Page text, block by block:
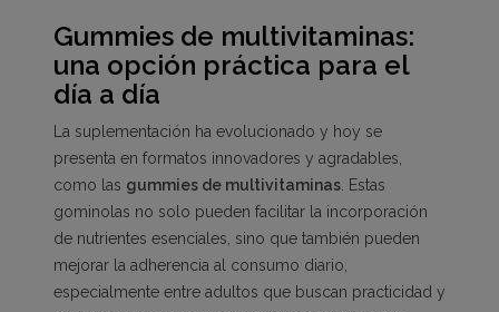
Gummies de multivitaminas:
una opción práctica para el
día a día
La suplementación ha evolucionado y hoy se
presenta en formatos innovadores y agradables,
como las gummies de multivitaminas . Estas
gominolas no solo pueden facilitar la incorporación
de nutrientes esenciales, sino que también pueden
mejorar la adherencia al consumo diario,
especialmente entre adultos que buscan practicidad y